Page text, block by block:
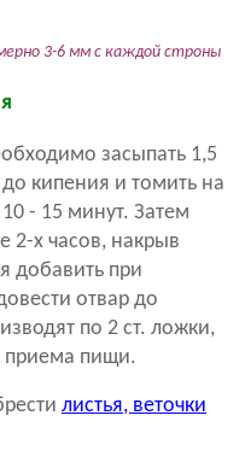
3-6 мм с каждой строны
засыпать 1,5
кипения и томить на
- 15 минут. Затем
2-х часов, накрыв
добавить при
отвар до
по 2 ст. ложки,
приема пищи.
листья, веточки